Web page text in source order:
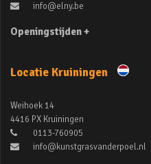
info@elny.be
Openingstijden +
Locatie Kruiningen
Weihoek 14
4416 PX Kruiningen
0113-760905
info@kunstgrasvanderpoel.nl